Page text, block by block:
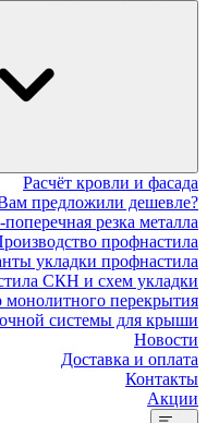
Расчёт кровли и фасада
предложили дешевле?
резка металла
профнастила
укладки профнастила
СКН и схем укладки
монолитного перекрытия
системы для крыши
Новости
Доставка и оплата
Контакты
Акции